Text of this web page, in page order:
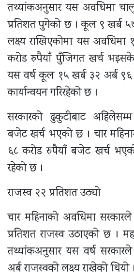
तथ्यांकअनुसार यस अवधिमा
प्रतिशत पुगेको छ । कूल ९ खर्ब
लक्ष्य राखिएकोमा यस अवधिमा
करोड रुपैयाँ पुँजिगत खर्च
यस वर्ष कूल १५ खर्ब ३२ अर्ब
कार्यान्वयन गरिरहेको छ ।
सरकारको ढुकुटीबाट
बजेट खर्च भएको छ । चार
६८ करोड रुपैयाँ बजेट खर्च
रहेको छ ।
राजस्व २२ प्रतिशत उठ्यो
चार महिनाको अवधिमा
प्रतिशत राजस्व उठाएको छ ।
तथ्यांकअनुसार यस वर्ष
अर्ब राजस्वको लक्ष्य राखेको थियो ।